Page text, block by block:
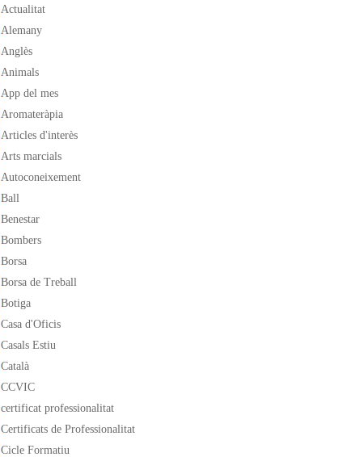
Actualitat
Alemany
Anglès
Animals
App del mes
Aromateràpia
Articles d'interès
Arts marcials
Autoconeixement
Ball
Benestar
Bombers
Borsa
Borsa de Treball
Botiga
Casa d'Oficis
Casals Estiu
Català
CCVIC
certificat professionalitat
Certificats de Professionalitat
Cicle Formatiu